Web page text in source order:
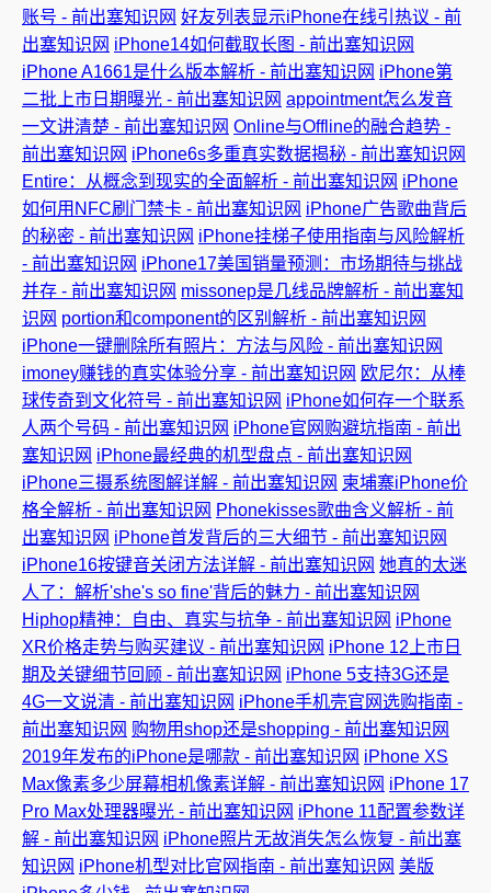
账号 - 前出塞知识网 好友列表显示iPhone在线引热议 - 前
出塞知识网 iPhone14如何截取长图 - 前出塞知识网
iPhone A1661是什么版本解析 - 前出塞知识网 iPhone第
二批上市日期曝光 - 前出塞知识网 appointment怎么发音
一文讲清楚 - 前出塞知识网 Online与Offline的融合趋势 -
前出塞知识网 iPhone6s多重真实数据揭秘 - 前出塞知识网
Entire：从概念到现实的全面解析 - 前出塞知识网 iPhone
如何用NFC刷门禁卡 - 前出塞知识网 iPhone广告歌曲背后
的秘密 - 前出塞知识网 iPhone挂梯子使用指南与风险解析
- 前出塞知识网 iPhone17美国销量预测：市场期待与挑战
并存 - 前出塞知识网 missonep是几线品牌解析 - 前出塞知
识网 portion和component的区别解析 - 前出塞知识网
iPhone一键删除所有照片：方法与风险 - 前出塞知识网
imoney赚钱的真实体验分享 - 前出塞知识网 欧尼尔：从棒
球传奇到文化符号 - 前出塞知识网 iPhone如何存一个联系
人两个号码 - 前出塞知识网 iPhone官网购避坑指南 - 前出
塞知识网 iPhone最经典的机型盘点 - 前出塞知识网
iPhone三摄系统图解详解 - 前出塞知识网 柬埔寨iPhone价
格全解析 - 前出塞知识网 Phonekisses歌曲含义解析 - 前
出塞知识网 iPhone首发背后的三大细节 - 前出塞知识网
iPhone16按键音关闭方法详解 - 前出塞知识网 她真的太迷
人了：解析'she's so fine'背后的魅力 - 前出塞知识网
Hiphop精神：自由、真实与抗争 - 前出塞知识网 iPhone
XR价格走势与购买建议 - 前出塞知识网 iPhone 12上市日
期及关键细节回顾 - 前出塞知识网 iPhone 5支持3G还是
4G一文说清 - 前出塞知识网 iPhone手机壳官网选购指南 -
前出塞知识网 购物用shop还是shopping - 前出塞知识网
2019年发布的iPhone是哪款 - 前出塞知识网 iPhone XS
Max像素多少屏幕相机像素详解 - 前出塞知识网 iPhone 17
Pro Max处理器曝光 - 前出塞知识网 iPhone 11配置参数详
解 - 前出塞知识网 iPhone照片无故消失怎么恢复 - 前出塞
知识网 iPhone机型对比官网指南 - 前出塞知识网 美版